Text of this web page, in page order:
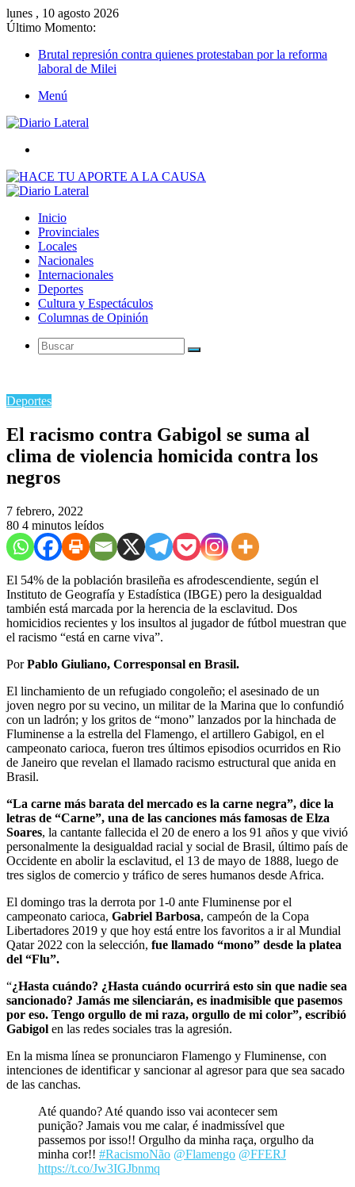
lunes , 10 agosto 2026
Último Momento:
Brutal represión contra quienes protestaban por la reforma
laboral de Milei
Menú
Inicio
Provinciales
Locales
Nacionales
Internacionales
Deportes
Cultura y Espectáculos
Columnas de Opinión
Buscar
Deportes
El racismo contra Gabigol se suma al
clima de violencia homicida contra los
negros
7 febrero, 2022
80 4 minutos leídos
El 54% de la población brasileña es afrodescendiente, según el
Instituto de Geografía y Estadística (IBGE) pero la desigualdad
también está marcada por la herencia de la esclavitud. Dos
homicidios recientes y los insultos al jugador de fútbol muestran que
el racismo “está en carne viva”.
PorPablo Giuliano, Corresponsal en Brasil.
El linchamiento de un refugiado congoleño; el asesinado de un
joven negro por su vecino, un militar de la Marina que lo confundió
con un ladrón; y los gritos de “mono” lanzados por la hinchada de
Fluminense a la estrella del Flamengo, el artillero Gabigol, en el
campeonato carioca, fueron tres últimos episodios ocurridos en Rio
de Janeiro que revelan el llamado racismo estructural que anida en
Brasil.
“La carne más barata del mercado es la carne negra”, dice la
letras de “Carne”, una de las canciones más famosas de Elza
Soares, la cantante fallecida el 20 de enero a los 91 años y que vivió
personalmente la desigualdad racial y social de Brasil, último país de
Occidente en abolir la esclavitud, el 13 de mayo de 1888, luego de
tres siglos de comercio y tráfico de seres humanos desde Africa.
El domingo tras la derrota por 1-0 ante Fluminense por el
campeonato carioca, Gabriel Barbosa, campeón de la Copa
Libertadores 2019 y que hoy está entre los favoritos a ir al Mundial
Qatar 2022 con la selección, fue llamado “mono” desde la platea
del “Flu”.
“¿Hasta cuándo? ¿Hasta cuándo ocurrirá esto sin que nadie sea
sancionado? Jamás me silenciarán, es inadmisible que pasemos
por eso. Tengo orgullo de mi raza, orgullo de mi color”, escribió
Gabigol en las redes sociales tras la agresión.
En la misma línea se pronunciaron Flamengo y Fluminense, con
intenciones de identificar y sancionar al agresor para que sea sacado
de las canchas.
Até quando? Até quando isso vai acontecer sem
punição? Jamais vou me calar, é inadmissível que
passemos por isso!! Orgulho da minha raça, orgulho da
minha cor!! #RacismoNão @Flamengo @FFERJ
https://t.co/Jw3IGJbnmq